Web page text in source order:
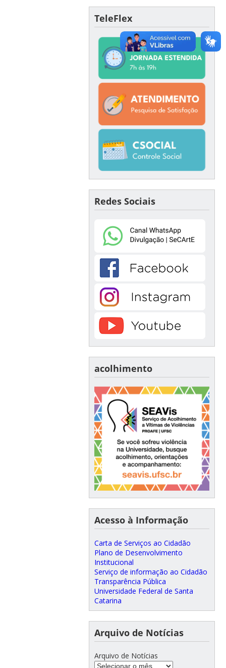
TeleFlex
Redes Sociais
acolhimento
Acesso à Informação
Carta de Serviços ao Cidadão
Plano de Desenvolvimento
Institucional
Serviço de informação ao Cidadão
Transparência Pública
Universidade Federal de Santa
Catarina
Arquivo de Notícias
Arquivo de Notícias